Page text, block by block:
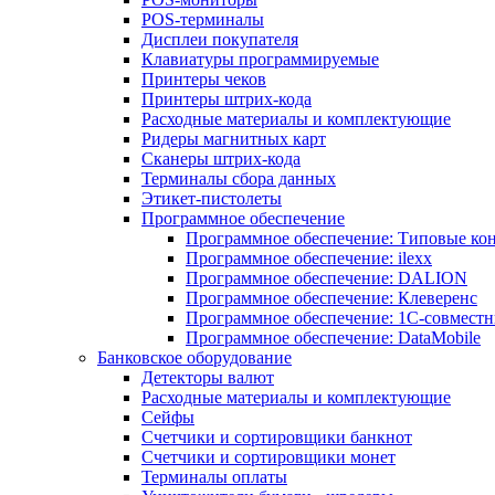
POS-терминалы
Дисплеи покупателя
Клавиатуры программируемые
Принтеры чеков
Принтеры штрих-кода
Расходные материалы и комплектующие
Ридеры магнитных карт
Сканеры штрих-кода
Терминалы сбора данных
Этикет-пистолеты
Программное обеспечение
Программное обеспечение: Типовые
Программное обеспечение: ilexx
Программное обеспечение: DALION
Программное обеспечение: Клеверенс
Программное обеспечение: 1С-
Программное обеспечение: DataMobile
Банковское оборудование
Детекторы валют
Расходные материалы и комплектующие
Сейфы
Счетчики и сортировщики банкнот
Счетчики и сортировщики монет
Терминалы оплаты